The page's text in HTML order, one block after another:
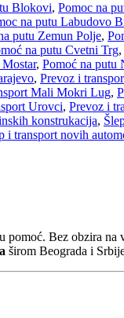
Blokovi, Pomoc na
na putu Labudovo
putu Zemun Polje,
na putu Cvetni Trg,
, Pomoć na putu
, Prevoz i
Mali Mokri Lug,
Urovci, Prevoz i
konstrukacija,
i transport novih
Bez obzira
širom Beograda i